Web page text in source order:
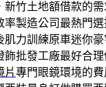
新竹土地額借款的
製造公司最熱門選
肌力訓練原車迷你
飾批發工廠最好合
片專門眼鏡環境的